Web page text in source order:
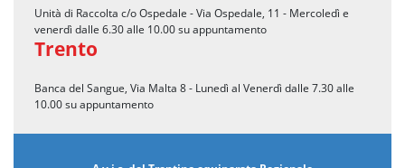
Unità di Raccolta c/o Ospedale - Via Ospedale, 11 - Mercoledì e
venerdì dalle 6.30 alle 10.00 su appuntamento
Trento
Banca del Sangue, Via Malta 8 - Lunedì al Venerdì dalle 7.30 alle
10.00 su appuntamento